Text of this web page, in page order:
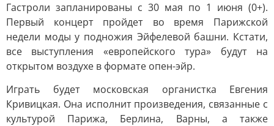
Гастроли запланированы с 30 мая по 1 июня (0+).
Первый концерт пройдет во время Парижской
недели моды у подножия Эйфелевой башни. Кстати,
все выступления «европейского тура» будут на
открытом воздухе в формате опен-эйр.
Играть будет московская органистка Евгения
Кривицкая. Она исполнит произведения, связанные с
культурой Парижа, Берлина, Варны, а также